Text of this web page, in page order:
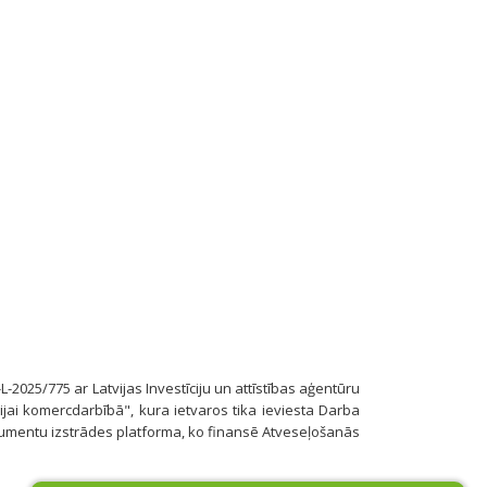
2025/775 ar Latvijas Investīciju un attīstības aģentūru
komercdarbībā", kura ietvaros tika ieviesta Darba
izstrādes platforma, ko finansē Atveseļošanās